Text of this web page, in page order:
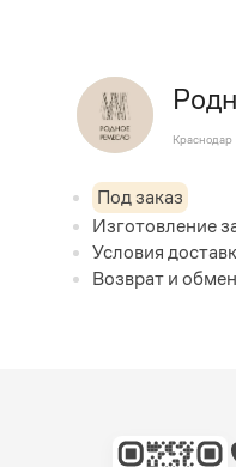
Краснодар
Под заказ
Изготовление
Условия
Возврат и